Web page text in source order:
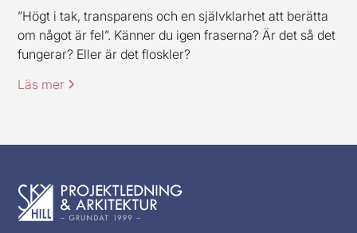
”Högt i tak, transparens och en självklarhet att berätta
om något är fel”. Känner du igen fraserna? Är det så det
fungerar? Eller är det floskler?
Läs mer